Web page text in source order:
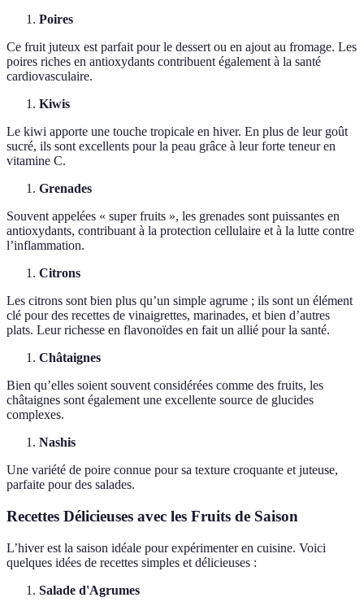
Poires
Ce fruit juteux est parfait pour le dessert ou en ajout au fromage. Les
poires riches en antioxydants contribuent également à la santé
cardiovasculaire.
Kiwis
Le kiwi apporte une touche tropicale en hiver. En plus de leur goût
sucré, ils sont excellents pour la peau grâce à leur forte teneur en
vitamine C.
Grenades
Souvent appelées « super fruits », les grenades sont puissantes en
antioxydants, contribuant à la protection cellulaire et à la lutte contre
l’inflammation.
Citrons
Les citrons sont bien plus qu’un simple agrume ; ils sont un élément
clé pour des recettes de vinaigrettes, marinades, et bien d’autres
plats. Leur richesse en flavonoïdes en fait un allié pour la santé.
Châtaignes
Bien qu’elles soient souvent considérées comme des fruits, les
châtaignes sont également une excellente source de glucides
complexes.
Nashis
Une variété de poire connue pour sa texture croquante et juteuse,
parfaite pour des salades.
Recettes Délicieuses avec les Fruits de Saison
L’hiver est la saison idéale pour expérimenter en cuisine. Voici
quelques idées de recettes simples et délicieuses :
Salade d'Agrumes